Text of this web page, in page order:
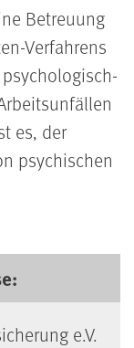
Betreuung
Verfahrens
es, der
psychischen
e.V.